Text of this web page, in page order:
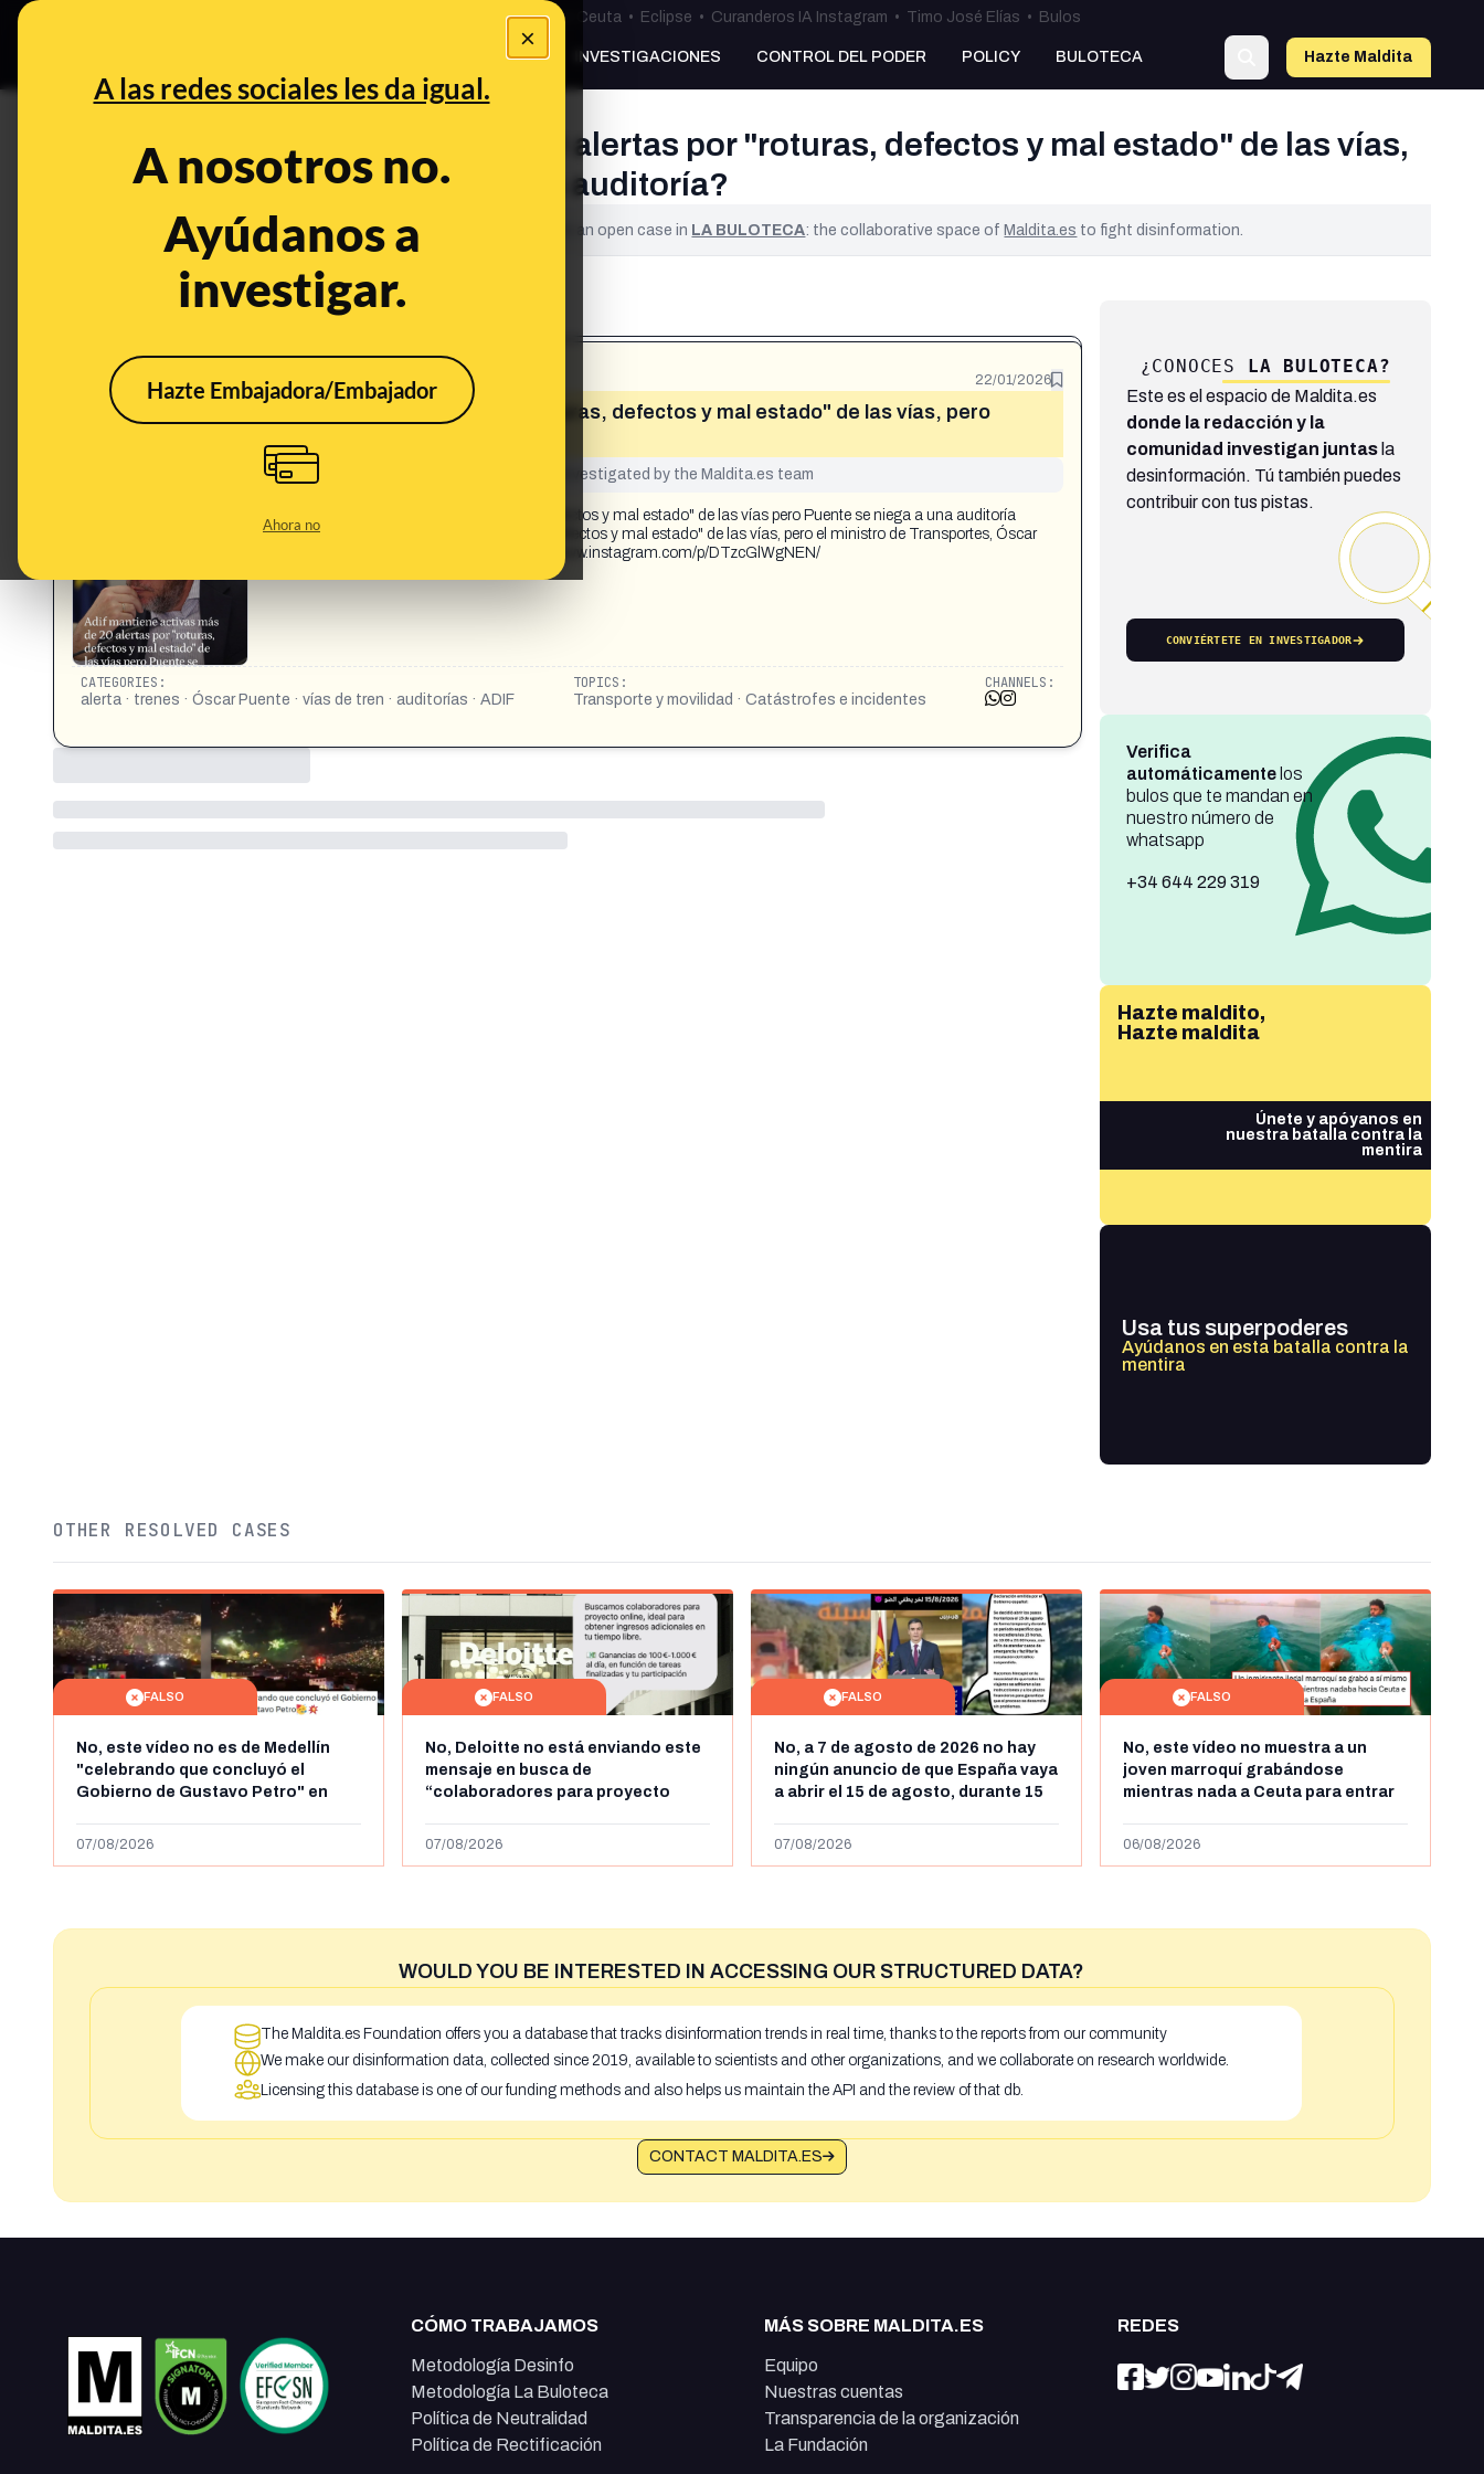
×
A las redes sociales les da igual.
A nosotros no.
Ayúdanos a
investigar.
Hazte Embajadora/Embajador
Ahora no
Especial Ceuta•Bulos Ceuta • Eclipse • Curanderos IA Instagram • Timo José Elías • Bulos
PREBUNKING INVESTIGACIONES CONTROL DEL PODER POLICY BULOTECA Hazte Maldita
¿Adif mantiene activas más de 20 alertas por "roturas, defectos y mal estado" de las vías,
pero Óscar Puente se niega a una auditoría?
This content has NOT yet been verified. It is an open case in LA BULOTECA: the collaborative space ofMaldita.es to fight disinformation.
What's being said: 22/01/2026
«Adif mantiene activas más de 20 alertas por "roturas, defectos y mal estado" de las vías, pero
This content has not yet been investigated by the Maldita.es team
EL ESPAÑOL Adif mantiene activas más de 20 alertas por "roturas, defectos y mal estado" de las vías pero Puente se niega a una auditoría
#EXCLUSIVA | Adif mantiene activas más de 20 alertas por "roturas, defectos y mal estado" de las vías, pero el ministro de Transportes, Óscar
Puente, rechaza encargar una auditoría sobre la red ferroviaria. https://www.instagram.com/p/DTzcGlWgNEN/
CATEGORIES:
alerta · trenes · Óscar Puente · vías de tren · auditorías · ADIF
TOPICS:
Transporte y movilidad · Catástrofes e incidentes
CHANNELS:
¿CONOCES LA BULOTECA?
Este es el espacio de Maldita.es
donde la redacción y la
comunidad investigan juntasla
desinformación. Tú también puedes
contribuir con tus pistas.
CONVIÉRTETE EN INVESTIGADOR
Verifica
automáticamentelos
bulos que te mandan en
nuestro número de
whatsapp
+34 644 229 319
Hazte maldito,
Hazte maldita
Únete y apóyanos en
nuestra batalla contra la
mentira
Usa tus superpoderes
Ayúdanos en esta batalla contra la
mentira
OTHER RESOLVED CASES
FALSO
No, este vídeo no es de Medellín
"celebrando que concluyó el
Gobierno de Gustavo Petro" en
de 2024
07/08/2026
FALSO
No, Deloitte no está enviando este
mensaje en busca de
“colaboradores para proyecto
1.000 euros al día: es un timo
07/08/2026
FALSO
No, a 7 de agosto de 2026 no hay
ningún anuncio de que España vaya
a abrir el 15 de agosto, durante 15
y Ceuta
07/08/2026
FALSO
No, este vídeo no muestra a un
joven marroquí grabándose
mientras nada a Ceuta para entrar
más de 450km de Ceuta y el autor lo
06/08/2026
WOULD YOU BE INTERESTED IN ACCESSING OUR STRUCTURED DATA?
The Maldita.es Foundation offers you a database that tracks disinformation trends in real time, thanks to the reports from our community
We make our disinformation data, collected since 2019, available to scientists and other organizations, and we collaborate on research worldwide.
Licensing this database is one of our funding methods and also helps us maintain the API and the review of that db.
CONTACT MALDITA.ES
CÓMO TRABAJAMOS
Metodología Desinfo
Metodología La Buloteca
Política de Neutralidad
Política de Rectificación
MÁS SOBRE MALDITA.ES
Equipo
Nuestras cuentas
Transparencia de la organización
La Fundación
REDES